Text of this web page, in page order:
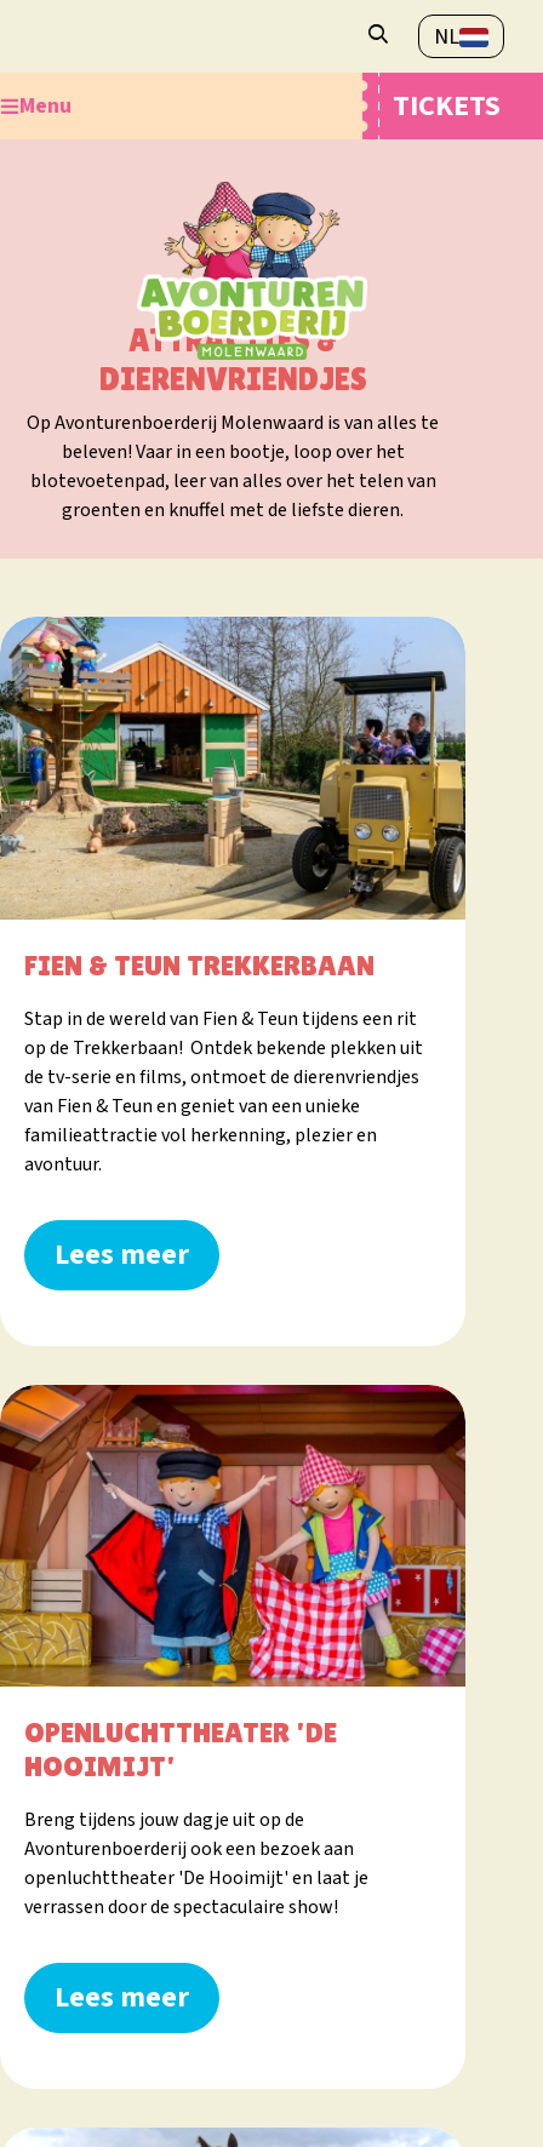
Openingstijden
NL
Menu
Ontdek de Avonturenboerderij
TICKETS
ATTRACTIES &
DIERENVRIENDJES
Op Avonturenboerderij Molenwaard is van alles te
beleven! Vaar in een bootje, loop over het
blotevoetenpad, leer van alles over het telen van
groenten en knuffel met de liefste dieren.
FIEN & TEUN TREKKERBAAN
Stap in de wereld van Fien & Teun tijdens een rit
op de Trekkerbaan! Ontdek bekende plekken uit
de tv-serie en films, ontmoet de dierenvriendjes
van Fien & Teun en geniet van een unieke
familieattractie vol herkenning, plezier en
avontuur.
Lees meer
OPENLUCHTTHEATER 'DE
HOOIMIJT'
Breng tijdens jouw dagje uit op de
Avonturenboerderij ook een bezoek aan
openluchttheater 'De Hooimijt' en laat je
verrassen door de spectaculaire show!
Lees meer